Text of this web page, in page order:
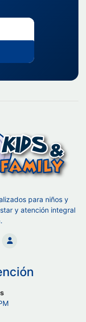
para niños y
y atención integral